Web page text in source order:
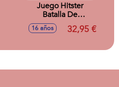
Juego Hitster
Batalla De
Generaciones. Mas
de 420 canciones.
16 años 32,95 €